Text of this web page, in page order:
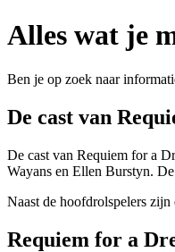
Alles wat je
Ben je op zoek naar
De cast van
De cast van Requiem for a
Wayans en Ellen Burstyn.
Naast de hoofdrolspelers
Requiem for a